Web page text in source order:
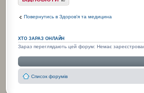
Повернутись в Здоров'я та медицина
ХТО ЗАРАЗ ОНЛАЙН
Зараз переглядають цей форум: Немає
Список форумів